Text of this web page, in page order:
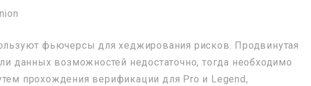
фьючерсы для хеджирования рисков. Продвинутая
данных возможностей недостаточно, тогда необходимо
прохождения верификации для Pro и Legend,